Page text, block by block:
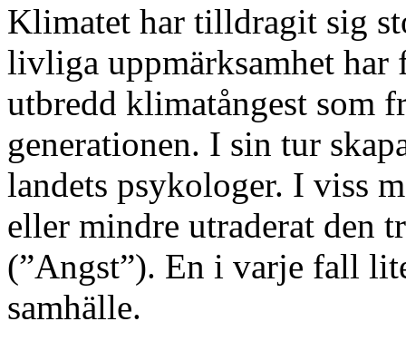
Klimatet har tilldragit sig
livliga uppmärksamhet har
utbredd klimatångest som
generationen. I sin tur
landets psykologer. I viss
eller mindre utraderat den
(”Angst”). En i varje fall
samhälle.